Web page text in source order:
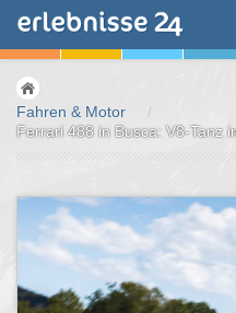
Fahren & Motor
/
Ferrari 488 in Busca: V8-Tanz